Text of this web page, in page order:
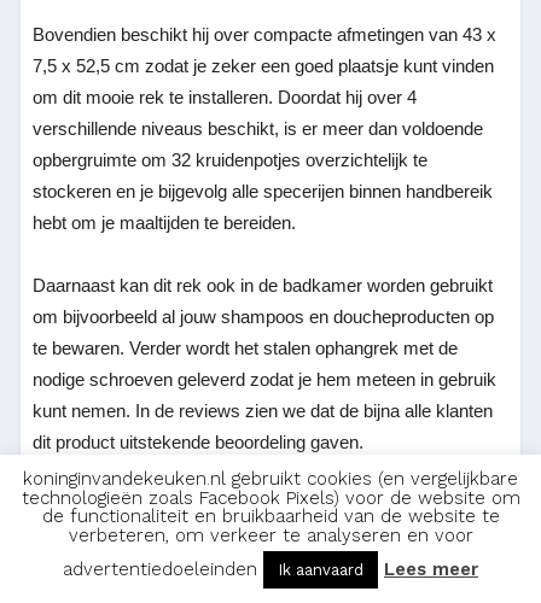
Bovendien beschikt hij over compacte afmetingen van 43 x
7,5 x 52,5 cm zodat je zeker een goed plaatsje kunt vinden
om dit mooie rek te installeren. Doordat hij over 4
verschillende niveaus beschikt, is er meer dan voldoende
opbergruimte om 32 kruidenpotjes overzichtelijk te
stockeren en je bijgevolg alle specerijen binnen handbereik
hebt om je maaltijden te bereiden.
Daarnaast kan dit rek ook in de badkamer worden gebruikt
om bijvoorbeeld al jouw shampoos en doucheproducten op
te bewaren. Verder wordt het stalen ophangrek met de
nodige schroeven geleverd zodat je hem meteen in gebruik
kunt nemen. In de reviews zien we dat de bijna alle klanten
dit product uitstekende beoordeling gaven.
Voordelen:
koninginvandekeuken.nl gebruikt cookies (en vergelijkbare
technologieën zoals Facebook Pixels) voor de website om
de functionaliteit en bruikbaarheid van de website te
verbeteren, om verkeer te analyseren en voor
advertentiedoeleinden
Ik aanvaard Lees meer